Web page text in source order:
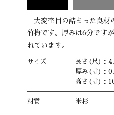
大変杢目の詰まった良材
竹梅です。厚みは6分です
れています。
サイズ
長さ(尺)：
厚み(寸)：
高さ(寸)：
材質 米杉